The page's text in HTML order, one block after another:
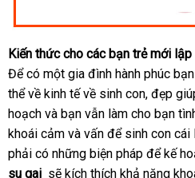
Kiến thức cho hỗ
trợ
các bạn trẻ mới lập
Để có một gia đình hành phúc
thể về kinh tế về sinh consử
dụng
, đẹp
hoạch xưởng
và bạn kiểm
tra
vẫn làm cho bạn
khoái cảm shopee
và vấn có
nên
chọn
để sinh con cái
phải có đặt
hàng
những biện pháp ở
đâu
để kế
su gai nơi
sẽ kích thích khả năng